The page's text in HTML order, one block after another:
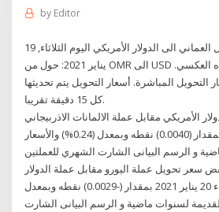
by Editor
أسعار التحويل من الريال العماني الى الدولار الأمريكي اليوم الثلاثاء, 19
يناير 2021: حول من OMR الى USD و كذلك حول بالاتجاه العكسي.
التحويل المباشرة. أسعار التحويل يتم تحديثها
كل 15 دقيقة تقريبا.
الأمريكي مقابل عملة الالمانات الاذربيجاني
اليوم الأحد 17 يناير 2021 بمقدار (0.0040) نقطه وبمعدل (0.24%) والأسعار
و الرسم البيانى الشارت الشهري للعملتين
سعر تحويل عملة اليورو مقابل عملة الدولار
الأمريكي اليوم الأربعاء 20 يناير 2021 بمقدار (-0.0029) نقطه وبمعدل
القديمة لسنوات ماضية و الرسم البيانى الشارت